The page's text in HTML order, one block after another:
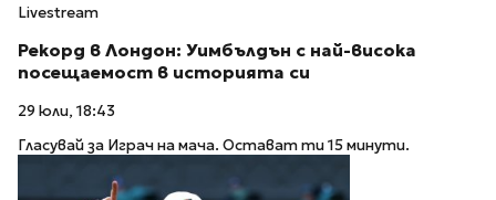
Livestream
Рекорд в Лондон: Уимбълдън с най-висока
посещаемост в историята си
29 юли, 18:43
Гласувай за Играч на мача. Остават ти 15 минути.